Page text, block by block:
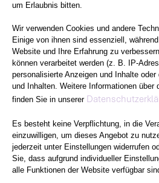
um Erlaubnis bitten.
Wir verwenden Cookies und andere
Einige von ihnen sind essenziell,
Website und Ihre Erfahrung zu
können verarbeitet werden (z. B. IP-
personalisierte Anzeigen und Inhalte
und Inhalten. Weitere Informationen über
finden Sie in unserer
Es besteht keine Verpflichtung, in die
einzuwilligen, um dieses Angebot zu
jederzeit unter Einstellungen widerrufen
Sie, dass aufgrund individueller
alle Funktionen der Website verfügbar
Axeptio